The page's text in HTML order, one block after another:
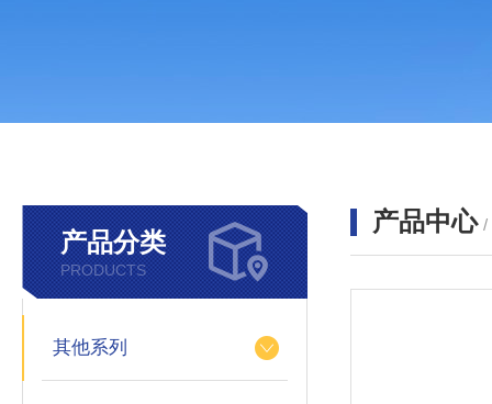
产品分类
PRODUCTS
其他系列
产品中心 /